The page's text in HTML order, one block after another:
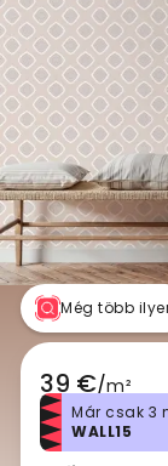
Még több
39 €/m²
Már csak 3
WALL15